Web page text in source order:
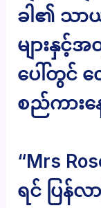
ခါ၏ သာ
များနှင့်
ပေါ်တွင် လ
စည်ကားန
“Mrs
ရင် ပြန်လ